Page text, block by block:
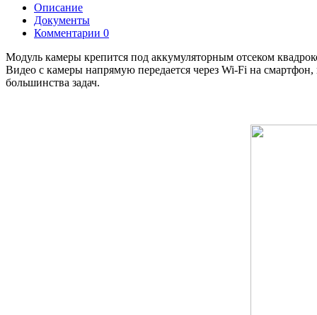
Описание
Документы
Комментарии 0
Модуль камеры крепится под аккумуляторным отсеком
Видео с камеры напрямую передается через Wi-Fi на
большинства задач.